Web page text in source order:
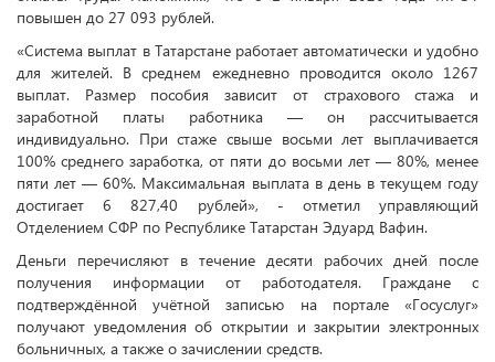
повышен до 27 093 рублей.
«Система выплат в Татарстане работает автоматически и удобно
для жителей. В среднем ежедневно проводится около 1267
выплат. Размер пособия зависит от страхового стажа и
заработной платы работника — он рассчитывается
индивидуально. При стаже свыше восьми лет выплачивается
100% среднего заработка, от пяти до восьми лет — 80%, менее
пяти лет — 60%. Максимальная выплата в день в текущем году
достигает 6 827,40 рублей», - отметил управляющий
Отделением СФР по Республике Татарстан Эдуард Вафин.
Деньги перечисляют в течение десяти рабочих дней после
получения информации от работодателя. Граждане с
подтверждённой учётной записью на портале «Госуслуг»
получают уведомления об открытии и закрытии электронных
больничных, а также о зачислении средств.